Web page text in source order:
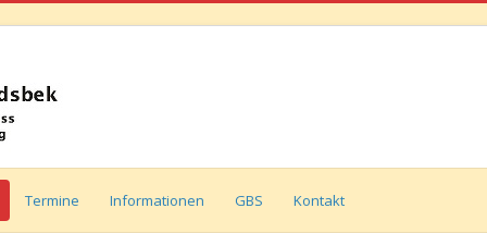
Termine Informationen GBS Kontakt